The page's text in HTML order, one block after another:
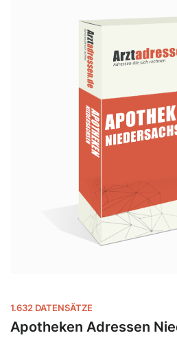
1.632 DATENSÄTZE
Apotheken Adressen